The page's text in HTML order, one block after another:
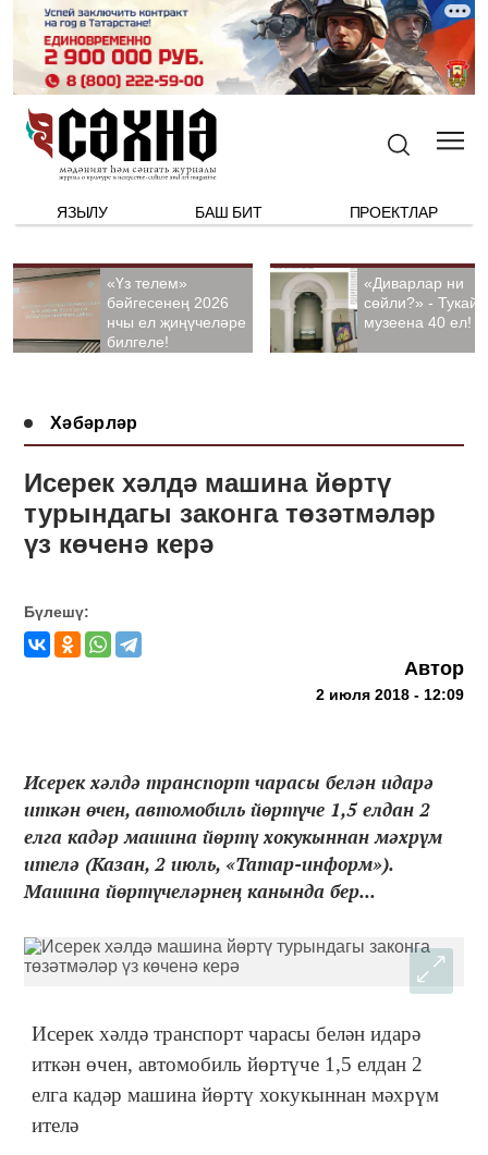
ЯЗЫЛУ БАШ БИТ ПРОЕКТЛАР
«Үз телем»
бәйгесенең 2026
нчы ел җиңүчеләре
билгеле!
«Диварлар ни
сөйли?» - Тукай
музеена 40 ел!
Хәбәрләр
Исерек хәлдә машина йөртү
турындагы законга төзәтмәләр
үз көченә керә
Бүлешү:
Автор
2 июля 2018 - 12:09
Исерек хәлдә транспорт чарасы белән идарә
иткән өчен, автомобиль йөртүче 1,5 елдан 2
елга кадәр машина йөртү хокукыннан мәхрүм
ителә (Казан, 2 июль, «Татар-информ»).
Машина йөртүчеләрнең канында бер...
Исерек хәлдә транспорт чарасы белән идарә
иткән өчен, автомобиль йөртүче 1,5 елдан 2
елга кадәр машина йөртү хокукыннан мәхрүм
ителә